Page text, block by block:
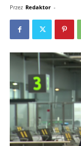
Przez Redaktor -